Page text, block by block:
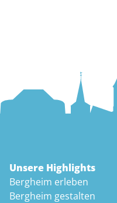
Unsere Highlights
Bergheim erleben
Bergheim gestalten